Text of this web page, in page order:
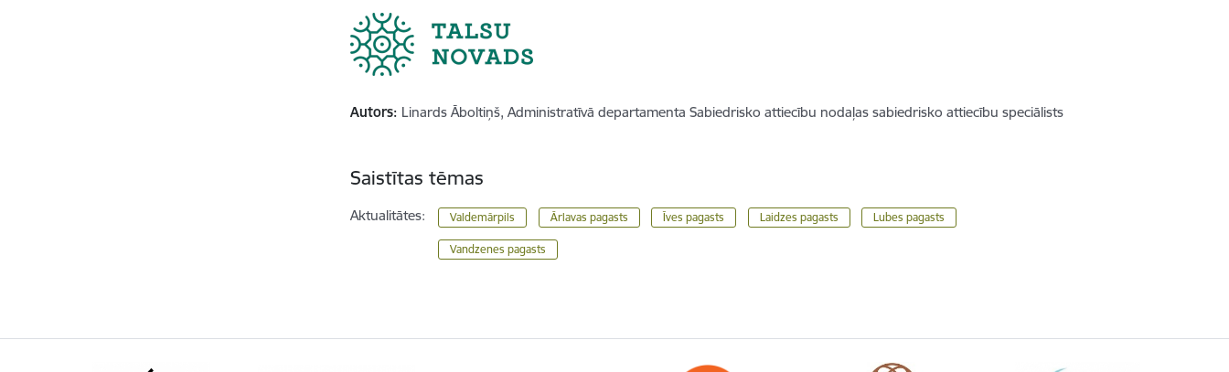
Autors: Linards Āboltiņš, Administratīvā departamenta Sabiedrisko attiecību nodaļas sabiedrisko attiecību speciālists
Saistītas tēmas
Aktualitātes: Valdemārpils Ārlavas pagasts Īves pagasts Laidzes pagasts Lubes pagasts
Vandzenes pagasts